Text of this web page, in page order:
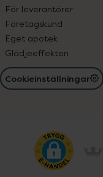
För leverantörer
Företagskund
Eget apotek
Glädjeeffekten
Cookieinställningar